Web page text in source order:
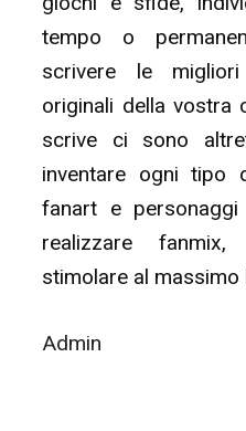
tempo o
scrivere le
originali della vostra
scrive ci sono
inventare ogni tipo
fanart e
realizzare
stimolare al
Admin